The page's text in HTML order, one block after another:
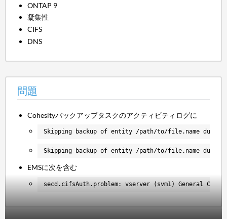
ONTAP 9
凝集性
CIFS
DNS
問題
Cohesityバックアップタスクのアクティビティログに
Skipping backup of entity /path/to/file.name due to
Skipping backup of entity /path/to/file.name due to
EMSに次を含む
secd.cifsAuth.problem: vserver (svm1) General